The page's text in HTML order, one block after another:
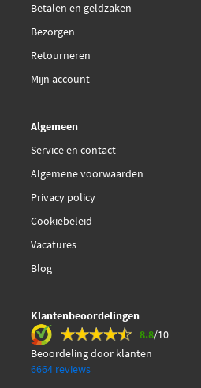
Betalen en geldzaken
Bezorgen
Retourneren
Mijn account
Algemeen
Service en contact
Algemene voorwaarden
Privacy policy
Cookiebeleid
Vacatures
Blog
Klantenbeoordelingen
8.8/10
Beoordeling door klanten
6664 reviews